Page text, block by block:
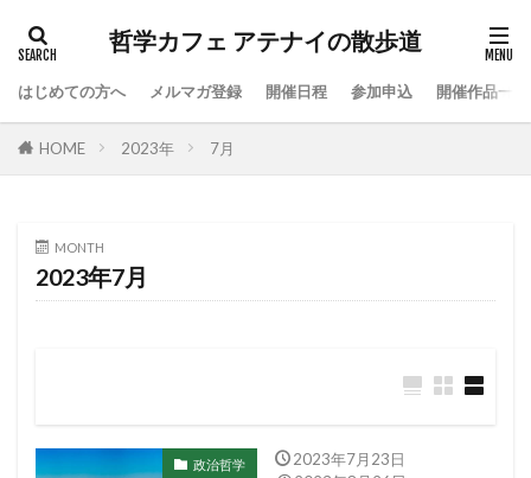
哲学カフェ アテナイの散歩道
はじめての方へ メルマガ登録 開催日程 参加申込 開催作品一覧
HOME 2023年 7月
MONTH
2023年7月
政治哲学
2023年7月23日